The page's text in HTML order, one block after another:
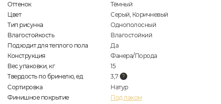
Оттенок
Тёмный
Цвет
Серый, Коричневый
Тип рисунка
Однополосный
Влагостойкость
Влагостойкий
Подходит для теплого пола
Да
Конструкция
Фанера/Порода
Вес упаковки, кг
15
Твердость по бринелю, ед
3,7
Сортировка
Натур
Финишное покрытие
Под лаком